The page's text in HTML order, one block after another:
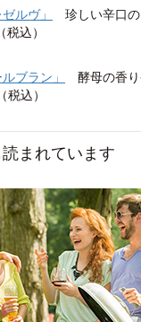
ルヴ」
珍しい辛口
（税込）
ブラン」
酵母の香
（税込）
まれています